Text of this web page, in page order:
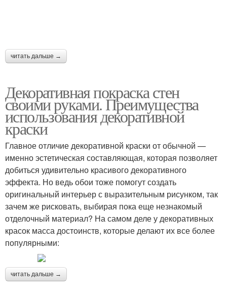
читать дальше →
Декоративная покраска стен
своими руками. Преимущества
использования декоративной
краски
Главное отличие декоративной краски от обычной —
именно эстетическая составляющая, которая позволяет
добиться удивительно красивого декоративного
эффекта. Но ведь обои тоже помогут создать
оригинальный интерьер с выразительным рисунком, так
зачем же рисковать, выбирая пока еще незнакомый
отделочный материал? На самом деле у декоративных
красок масса достоинств, которые делают их все более
популярными:
читать дальше →